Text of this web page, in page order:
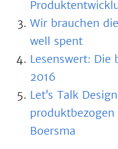
Wir brauchen
well spent
Lesenswert: Die
2016
Let’s Talk
Boersma